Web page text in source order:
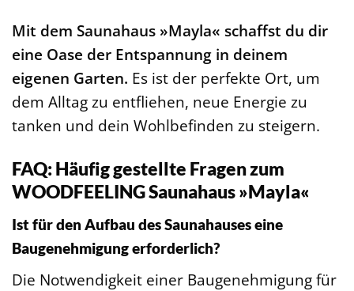
Mit dem Saunahaus »Mayla« schaffst du dir
eine Oase der Entspannung in deinem
eigenen Garten. Es ist der perfekte Ort, um
dem Alltag zu entfliehen, neue Energie zu
tanken und dein Wohlbefinden zu steigern.
FAQ: Häufig gestellte Fragen zum
WOODFEELING Saunahaus »Mayla«
Ist für den Aufbau des Saunahauses eine
Baugenehmigung erforderlich?
Die Notwendigkeit einer Baugenehmigung für